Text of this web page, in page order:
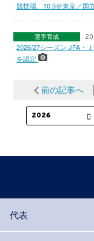
競技場、10.5＠東京／国
選手育成
2026/27シーズン JFA・
を認定
前の記事へ
代表